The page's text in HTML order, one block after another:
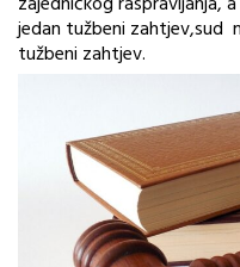
jedan tužbeni zahtjev,sud
tužbeni zahtjev.